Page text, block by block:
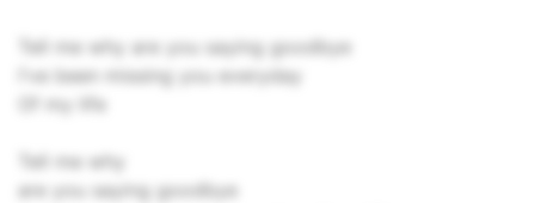
Tell me why are you saying goodbye
I've been missing you everyday
Of my life
Tell me why
are you saying goodbye